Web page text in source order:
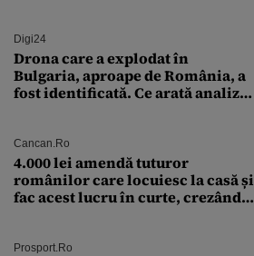
Digi24
Drona care a explodat în
Bulgaria, aproape de România, a
fost identificată. Ce arată analiza
Cancan.ro
4.000 lei amendă tuturor
românilor care locuiesc la casă și
fac acest lucru în curte, crezând
Prosport.ro